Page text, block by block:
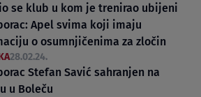
se klub u kom je trenirao ubijeni
Apel svima koji imaju
o osumnjičenima za zločin
28.02.24.
Stefan Savić sahranjen na
u Boleču